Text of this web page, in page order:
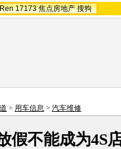
17173 焦点房地产 搜狗
> 用车信息 > 汽车维修
假不能成为4S